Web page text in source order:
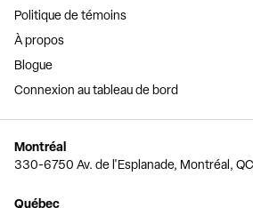
Politique de témoins
À propos
Blogue
Connexion au tableau de bord
Montréal
330-6750 Av. de l'Esplanade, Montréal,
Québec